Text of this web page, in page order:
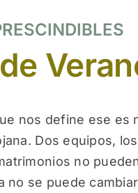
nos define ese es
Dos equipos,
no
no se puede